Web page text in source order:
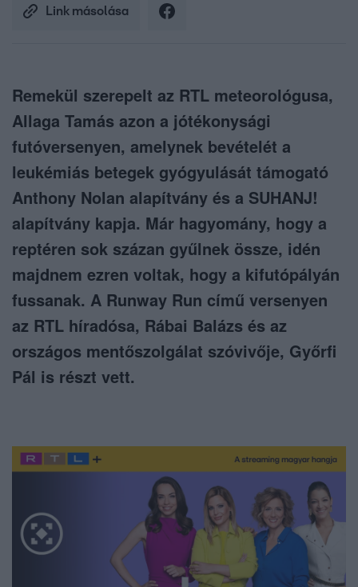
Link másolása
Remekül szerepelt az RTL meteorológusa,
Allaga Tamás azon a jótékonysági
futóversenyen, amelynek bevételét a
leukémiás betegek gyógyulását támogató
Anthony Nolan alapítvány és a SUHANJ!
alapítvány kapja. Már hagyomány, hogy a
reptéren sok százan gyűlnek össze, idén
majdnem ezren voltak, hogy a kifutópályán
fussanak. A Runway Run című versenyen
az RTL híradósa, Rábai Balázs és az
országos mentőszolgálat szóvivője, Győrfi
Pál is részt vett.